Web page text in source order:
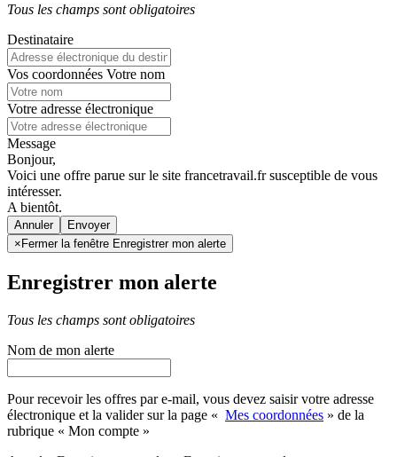
Tous les champs sont obligatoires
Destinataire
Vos coordonnées Votre nom
Votre adresse électronique
Message
Bonjour,
Voici une offre parue sur le site francetravail.fr susceptible de vous
intéresser.
A bientôt.
Annuler
× Fermer la fenêtre Enregistrer mon alerte
Enregistrer mon alerte
Tous les champs sont obligatoires
Nom de mon alerte
Pour recevoir les offres par e-mail, vous devez saisir votre adresse
électronique et la valider sur la page « Mes coordonnées » de la
rubrique « Mon compte »